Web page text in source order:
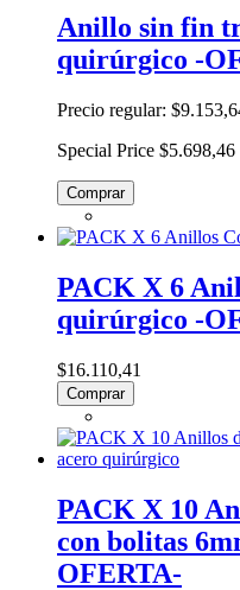
Anillo sin fin
quirúrgico -
Precio regular:
Special Price $5.698,46
Comprar
PACK X 6
quirúrgico -
$16.110,41
Comprar
PACK X 10
con bolitas
OFERTA-